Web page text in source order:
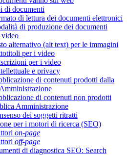
di documenti
di lettura dei documenti elettronici
di produzione dei documenti
video
alternativo (alt text) per le immagini
per i video
per i video
e privacy
di contenuti prodotti dalla
di contenuti non prodotti
Amministrazione
dei soggetti ritratti
per i motori di ricerca (SEO)
on-page
off-page
di diagnostica SEO: Search